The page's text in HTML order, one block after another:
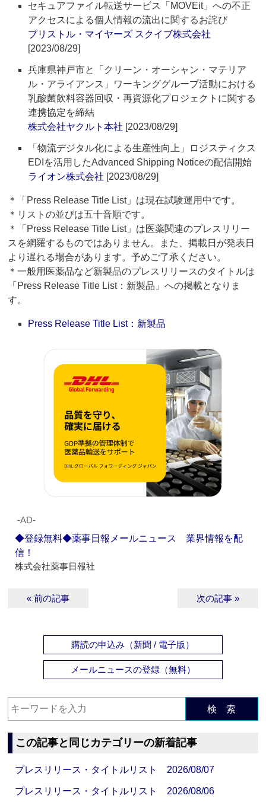
セキュアファイル転送サービス「MOVEit」への不正
アクセスによる個人情報の流出に関するお詫び
ブリストル・マイヤーズ スクイブ株式会社
[2023/08/29]
兵庫県神戸市と「クリーン・オーシャン・マテリア
ル・アライアンス」ワーキンググループ活動における
乳酸菌飲料容器回収・再資源化プロジェクトに関する
連携協定を締結
株式会社ヤクルト本社 [2023/08/29]
「物流デジタル化による生産性向上」ロジスティクス
EDIを活用したAdvanced Shipping Noticeの配信開始
ライオン株式会社 [2023/08/29]
＊「Press Release Title List」は現在試験運用中です。
＊リストの並びは五十音順です。
＊「Press Release Title List」は医薬関連のプレスリリー
スを網羅するものではありません。また、掲載日が発表日
より遅れる場合があります。予めご了承ください。
＊一般用医薬品など新製品のプレスリリースのタイトルは
「Press Release Title List：新製品」への掲載となりま
す。
Press Release Title List：新製品
‐AD‐
◆登録無料◆薬事日報メールニュース 業界情報を配
信！
株式会社薬事日報社
« 前の記事 次の記事 »
購読の申込み（新聞 / 電子版）
メールニュースの登録（無料）
検 索
この記事と同じカテゴリーの新着記事
プレスリリース・タイトルリスト 2026/08/07
プレスリリース・タイトルリスト 2026/08/06